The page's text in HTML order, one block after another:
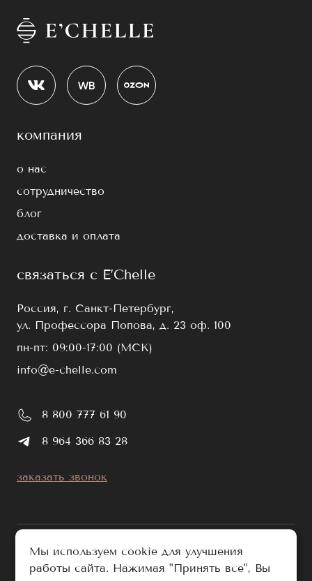
компания
о нас
сотрудничество
блог
доставка и оплата
связаться с E’Chelle
Россия, г. Санкт-Петербург,
ул. Профессора Попова, д. 23 оф. 100
пн-пт: 09:00-17:00 (МСК)
info@e-chelle.com
8 800 777 61 90
8 964 366 83 28
заказать звонок
публичная оферта
Мы используем cookie для улучшения
работы сайта. Нажимая "Принять все", Вы